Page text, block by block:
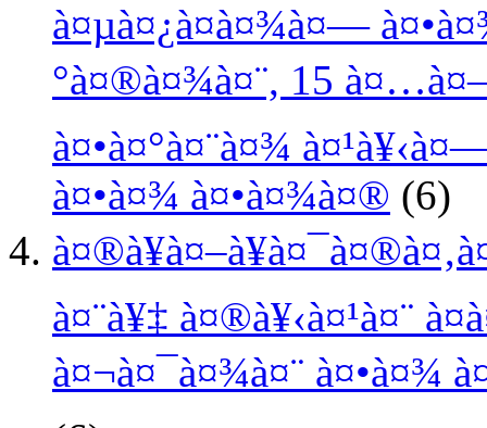
à¤µà¤¿à¤­à¤¾à¤—
°à¤®à¤¾à¤¨, 15
à¤•à¤°à¤¨à¤¾
à¤•à¤¾ à¤•à¤¾à¤® (6)
à¤¨à¥‡ à¤®à¥‹à¤¹à¤¨
à¤¬à¤¯à¤¾à¤¨ à¤•à¤¾